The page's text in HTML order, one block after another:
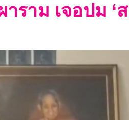
ราม เจอปม ‘